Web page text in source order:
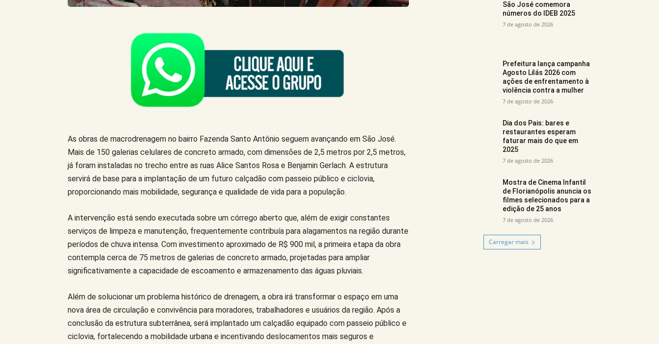
As obras de macrodrenagem no bairro Fazenda Santo Antônio seguem avançando em São José.
Mais de 150 galerias celulares de concreto armado, com dimensões de 2,5 metros por 2,5 metros,
já foram instaladas no trecho entre as ruas Alice Santos Rosa e Benjamin Gerlach. A estrutura
servirá de base para a implantação de um futuro calçadão com passeio público e ciclovia,
proporcionando mais mobilidade, segurança e qualidade de vida para a população.
A intervenção está sendo executada sobre um córrego aberto que, além de exigir constantes
serviços de limpeza e manutenção, frequentemente contribuía para alagamentos na região durante
períodos de chuva intensa. Com investimento aproximado de R$ 900 mil, a primeira etapa da obra
contempla cerca de 75 metros de galerias de concreto armado, projetadas para ampliar
significativamente a capacidade de escoamento e armazenamento das águas pluviais.
Além de solucionar um problema histórico de drenagem, a obra irá transformar o espaço em uma
nova área de circulação e convivência para moradores, trabalhadores e usuários da região. Após a
conclusão da estrutura subterrânea, será implantado um calçadão equipado com passeio público e
ciclovia, fortalecendo a mobilidade urbana e incentivando deslocamentos mais seguros e
São José comemora
números do IDEB 2025
7 de agosto de 2026
Prefeitura lança campanha
Agosto Lilás 2026 com
ações de enfrentamento à
violência contra a mulher
7 de agosto de 2026
Dia dos Pais: bares e
restaurantes esperam
faturar mais do que em
2025
7 de agosto de 2026
Mostra de Cinema Infantil
de Florianópolis anuncia os
filmes selecionados para a
edição de 25 anos
7 de agosto de 2026
Carregar mais